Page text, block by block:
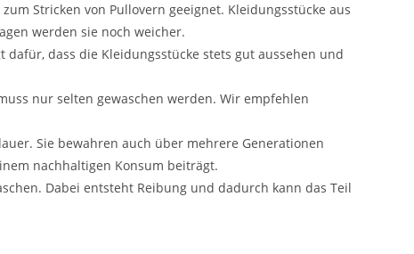
Stricken von Pullovern geeignet. Kleidungsstücke aus
werden sie noch weicher.
dass die Kleidungsstücke stets gut aussehen und
nur selten gewaschen werden. Wir empfehlen
Sie bewahren auch über mehrere Generationen
nachhaltigen Konsum beiträgt.
Dabei entsteht Reibung und dadurch kann das Teil